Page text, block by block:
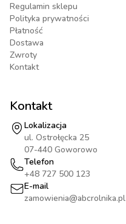
Regulamin sklepu
Polityka prywatności
Płatność
Dostawa
Zwroty
Kontakt
Kontakt
Lokalizacja
ul. Ostrołęcka 25
07-440 Goworowo
Telefon
+48 727 500 123
E-mail
zamowienia@abcrolnika.pl